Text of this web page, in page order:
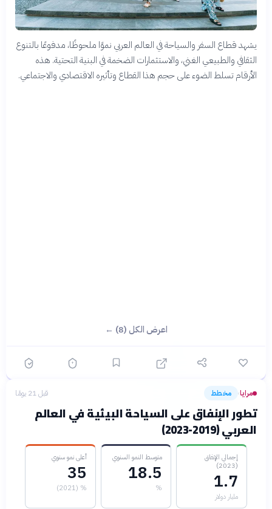
يشهد قطاع السفر والسياحة في العالم العربي نموًا ملحوظًا، مدفوعًا بالتنوع
الثقافي والطبيعي الغني، والاستثمارات الضخمة في البنية التحتية. هذه
الأرقام تسلط الضوء على حجم هذا القطاع وتأثيره الاقتصادي والاجتماعي.
اعرض الكل (8) ←
مرايا› مخطط قبل 21 يومًا
تطور الإنفاق على السياحة البيئية في العالم
العربي (2019-2023)
إجمالي الإنفاق
(2023)
1.7
مليار دولار
متوسط النمو السنوي
18.5
%
أعلى نمو سنوي
35
% (2021)